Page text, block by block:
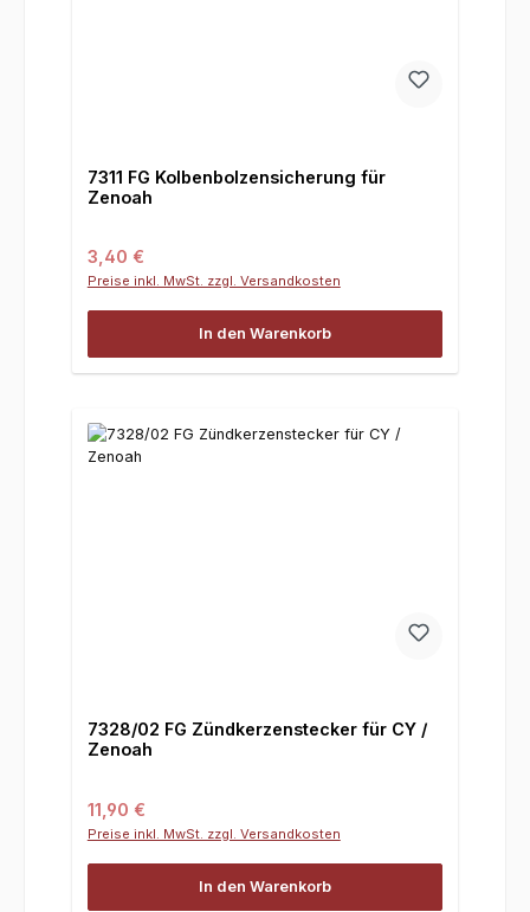
7311 FG Kolbenbolzensicherung für
Zenoah
Regulärer Preis:
3,40 €
Preise inkl. MwSt. zzgl. Versandkosten
In den Warenkorb
7328/02 FG Zündkerzenstecker für CY /
Zenoah
Regulärer Preis:
11,90 €
Preise inkl. MwSt. zzgl. Versandkosten
In den Warenkorb